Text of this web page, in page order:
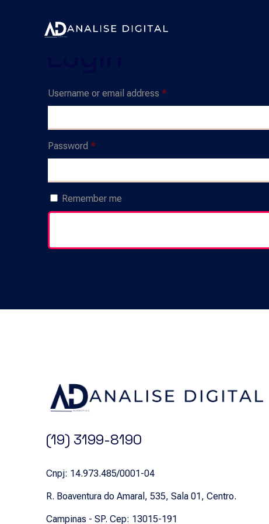
Username or email address*Required
Password*Required
Remember me
(19) 3199-8190
Cnpj: 14.973.485/0001-04
R. Boaventura do Amaral, 535, Sala 01, Centro.
Campinas - SP. Cep: 13015-191